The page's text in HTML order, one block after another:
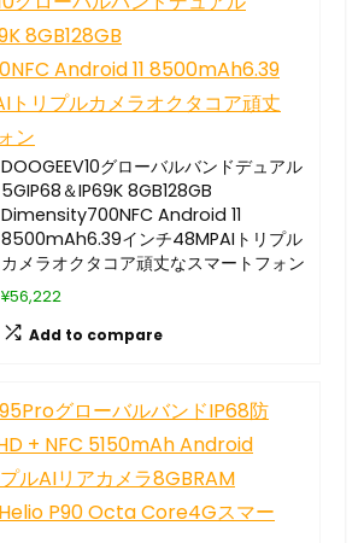
DOOGEEV10グローバルバンドデュアル
5GIP68＆IP69K 8GB128GB
Dimensity700NFC Android 11
8500mAh6.39インチ48MPAIトリプル
カメラオクタコア頑丈なスマートフォン
¥56,222
Add to compare